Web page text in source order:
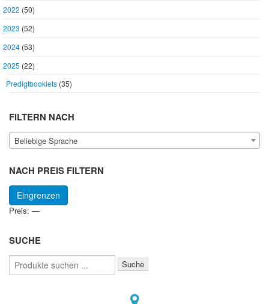
2022 (50)
2023 (52)
2024 (53)
2025 (22)
Predigtbooklets (35)
FILTERN NACH
Beliebige Sprache
NACH PREIS FILTERN
Min.
Preis
Max.
PreisEingrenzen
Preis: —
SUCHE
Suchen
nach:
Suche